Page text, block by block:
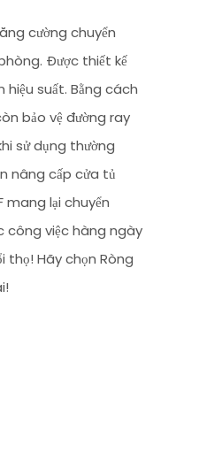
cường chuyển
Được thiết kế
suất. Bằng cách
bảo vệ đường ray
sử dụng thường
nâng cấp cửa tủ
lại chuyển
công việc hàng ngày
thọ! Hãy chọn Ròng